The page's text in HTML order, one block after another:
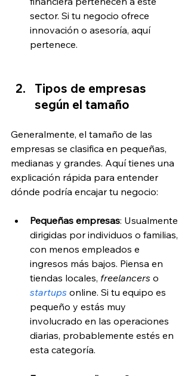
sector. Si tu negocio ofrece
innovación o asesoría, aquí
pertenece.
Tipos de empresas
según el tamaño
Generalmente, el tamaño de las
empresas se clasifica en pequeñas,
medianas y grandes. Aquí tienes una
explicación rápida para entender
dónde podría encajar tu negocio:
Pequeñas empresas: Usualmente
dirigidas por individuos o familias,
con menos empleados e
ingresos más bajos. Piensa en
tiendas locales, freelancers o
startups online. Si tu equipo es
pequeño y estás muy
involucrado en las operaciones
diarias, probablemente estés en
esta categoría.